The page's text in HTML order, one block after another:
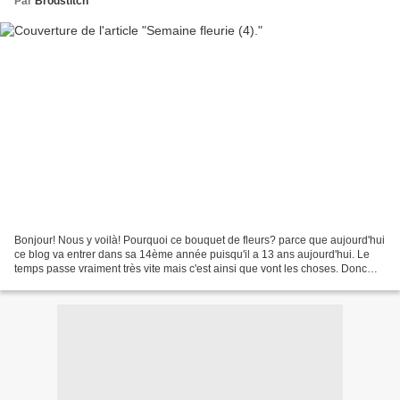
Bonjour! Nous y voilà! Pourquoi ce bouquet de fleurs? parce que aujourd'hui
ce blog va entrer dans sa 14ème année puisqu'il a 13 ans aujourd'hui. Le
temps passe vraiment très vite mais c'est ainsi que vont les choses. Donc